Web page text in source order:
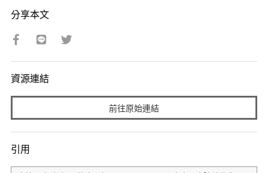
分享本文
資源連結
前往原始連結
引用